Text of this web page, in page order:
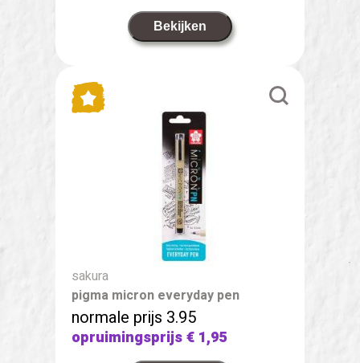
Bekijken
sakura
pigma micron everyday pen
normale prijs 3.95
opruimingsprijs€ 1,95